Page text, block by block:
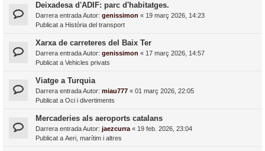
Deixadesa d'ADIF: parc d'habitatges.
Darrera entrada Autor: genissimon « 19 març 2026, 14:23
Publicat a Història del transport
Xarxa de carreteres del Baix Ter
Darrera entrada Autor: genissimon « 17 març 2026, 14:57
Publicat a Vehicles privats
Viatge a Turquia
Darrera entrada Autor: miau777 « 01 març 2026, 22:05
Publicat a Oci i divertiments
Mercaderies als aeroports catalans
Darrera entrada Autor: jaezcurra « 19 feb. 2026, 23:04
Publicat a Aeri, marítim i altres